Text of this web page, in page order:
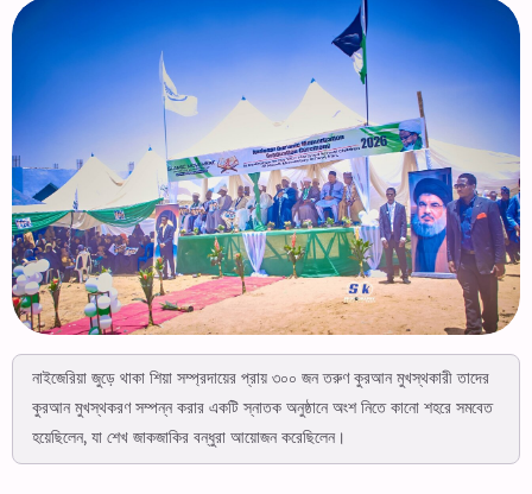
নাইজেরিয়া জুড়ে থাকা শিয়া সম্প্রদায়ের প্রায় ৩০০ জন তরুণ কুরআন মুখস্থকারী তাদের
কুরআন মুখস্থকরণ সম্পন্ন করার একটি স্নাতক অনুষ্ঠানে অংশ নিতে কানো শহরে সমবেত
হয়েছিলেন, যা শেখ জাকজাকির বন্ধুরা আয়োজন করেছিলেন।